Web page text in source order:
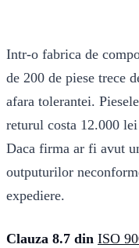
Intr-o fabrica de
de 200 de piese trece
afara tolerantei.
returul costa 12.000
Daca firma ar fi avut
outputurilor
expediere.
Clauza 8.7 din ISO